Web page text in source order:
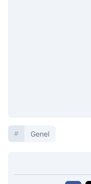
Genel